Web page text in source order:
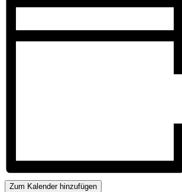
Zum Kalender hinzufügen